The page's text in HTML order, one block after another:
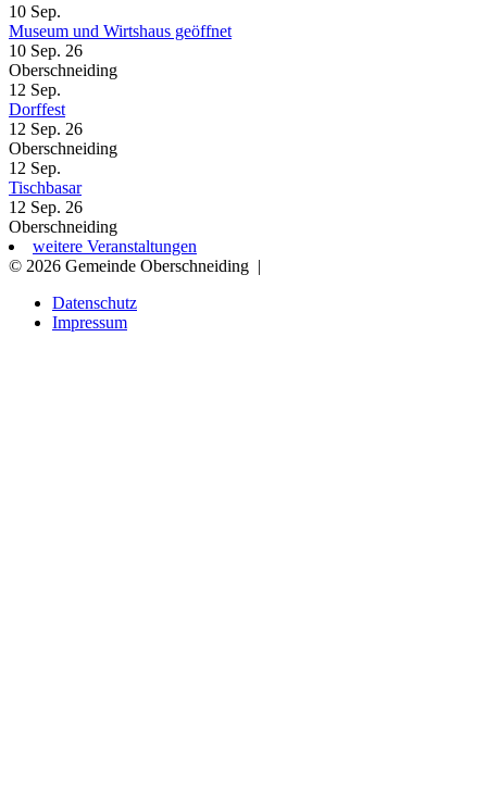
10 Sep.
Museum und Wirtshaus geöffnet
10 Sep. 26
Oberschneiding
12 Sep.
Dorffest
12 Sep. 26
Oberschneiding
12 Sep.
Tischbasar
12 Sep. 26
Oberschneiding
weitere Veranstaltungen
© 2026 Gemeinde Oberschneiding |
Datenschutz
Impressum